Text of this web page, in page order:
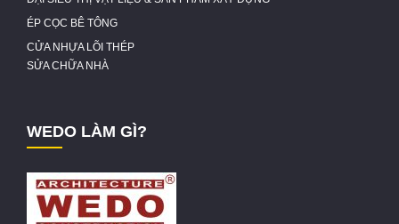
ÉP CỌC BÊ TÔNG
CỬA NHỰA LÕI THÉP
SỬA CHỮA NHÀ
WEDO LÀM GÌ?